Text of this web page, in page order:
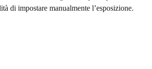
di impostare manualmente l’esposizione.